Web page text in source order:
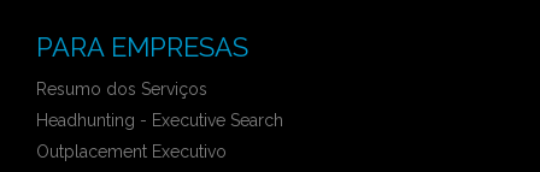
PARA EMPRESAS
Resumo dos Serviços
Headhunting - Executive Search
Outplacement Executivo